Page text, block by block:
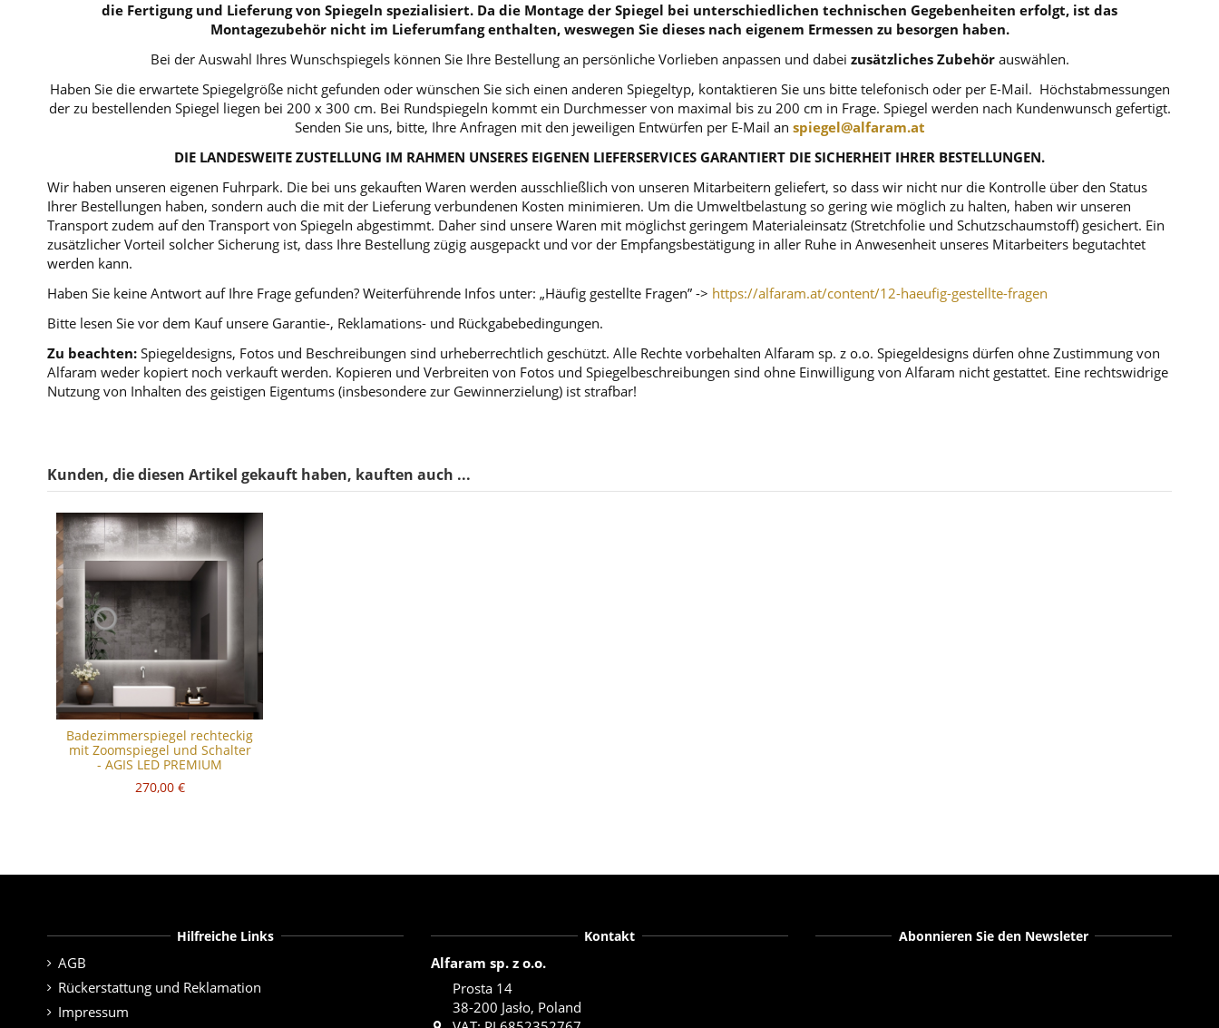
die Fertigung und Lieferung von Spiegeln spezialisiert. Da die Montage der Spiegel bei unterschiedlichen technischen Gegebenheiten erfolgt, ist das
Montagezubehör nicht im Lieferumfang enthalten, weswegen Sie dieses nach eigenem Ermessen zu besorgen haben.
Bei der Auswahl Ihres Wunschspiegels können Sie Ihre Bestellung an persönliche Vorlieben anpassen und dabei zusätzliches Zubehörauswählen.
Haben Sie die erwartete Spiegelgröße nicht gefunden oder wünschen Sie sich einen anderen Spiegeltyp, kontaktieren Sie uns bitte telefonisch oder per E-Mail. Höchstabmessungen
der zu bestellenden Spiegel liegen bei 200 x 300 cm. Bei Rundspiegeln kommt ein Durchmesser von maximal bis zu 200 cm in Frage. Spiegel werden nach Kundenwunsch gefertigt.
Senden Sie uns, bitte, Ihre Anfragen mit den jeweiligen Entwürfen per E-Mail an spiegel@alfaram.at
DIE LANDESWEITE ZUSTELLUNG IM RAHMEN UNSERES EIGENEN LIEFERSERVICES GARANTIERT DIE SICHERHEIT IHRER BESTELLUNGEN.
Wir haben unseren eigenen Fuhrpark. Die bei uns gekauften Waren werden ausschließlich von unseren Mitarbeitern geliefert, so dass wir nicht nur die Kontrolle über den Status
Ihrer Bestellungen haben, sondern auch die mit der Lieferung verbundenen Kosten minimieren. Um die Umweltbelastung so gering wie möglich zu halten, haben wir unseren
Transport zudem auf den Transport von Spiegeln abgestimmt. Daher sind unsere Waren mit möglichst geringem Materialeinsatz (Stretchfolie und Schutzschaumstoff) gesichert. Ein
zusätzlicher Vorteil solcher Sicherung ist, dass Ihre Bestellung zügig ausgepackt und vor der Empfangsbestätigung in aller Ruhe in Anwesenheit unseres Mitarbeiters begutachtet
werden kann.
Haben Sie keine Antwort auf Ihre Frage gefunden? Weiterführende Infos unter: „Häufig gestellte Fragen” -> https://alfaram.at/content/12-haeufig-gestellte-fragen
Bitte lesen Sie vor dem Kauf unsere Garantie-, Reklamations- und Rückgabebedingungen.
Zu beachten: Spiegeldesigns, Fotos und Beschreibungen sind urheberrechtlich geschützt. Alle Rechte vorbehalten Alfaram sp. z o.o. Spiegeldesigns dürfen ohne Zustimmung von
Alfaram weder kopiert noch verkauft werden. Kopieren und Verbreiten von Fotos und Spiegelbeschreibungen sind ohne Einwilligung von Alfaram nicht gestattet. Eine rechtswidrige
Nutzung von Inhalten des geistigen Eigentums (insbesondere zur Gewinnerzielung) ist strafbar!
Kunden, die diesen Artikel gekauft haben, kauften auch ...
Badezimmerspiegel rechteckig
mit Zoomspiegel und Schalter
- AGIS LED PREMIUM
270,00 €
Hilfreiche Links
AGB
Rückerstattung und Reklamation
Impressum
Kontakt
Alfaram sp. z o.o.
Prosta 14
38-200 Jasło, Poland
Abonnieren Sie den Newsleter